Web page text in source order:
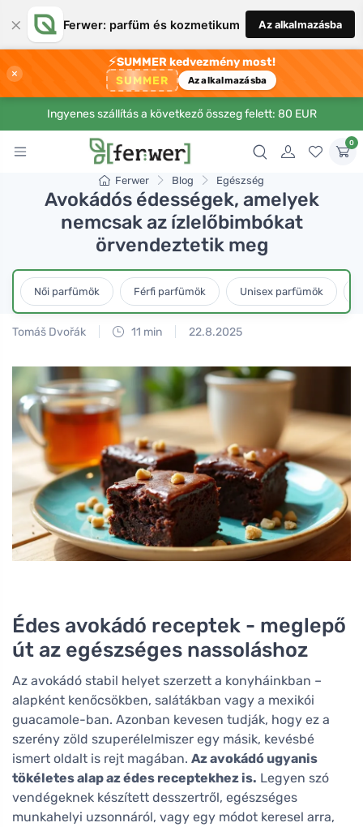
× Ferwer: parfüm és kozmetikum Az alkalmazásba
×
⚡SUMMER kedvezmény most!
SUMMER Az alkalmazásba
Ingyenes szállítás a következő összeg felett: 80 EUR
0
Ferwer Blog Egészség
Avokádós édességek, amelyek
nemcsak az ízlelőbimbókat
örvendeztetik meg
Női parfümök Férfi parfümök Unisex parfümök
Tomáš Dvořák 11 min 22.8.2025
Édes avokádó receptek - meglepő
út az egészséges nassoláshoz
Az avokádó stabil helyet szerzett a konyháinkban –
alapként kenőcsökben, salátákban vagy a mexikói
guacamole-ban. Azonban kevesen tudják, hogy ez a
szerény zöld szuperélelmiszer egy másik, kevésbé
ismert oldalt is rejt magában. Az avokádó ugyanis
tökéletes alap az édes receptekhez is. Legyen szó
vendégeknek készített desszertről, egészséges
munkahelyi uzsonnáról, vagy egy módot keresel arra,